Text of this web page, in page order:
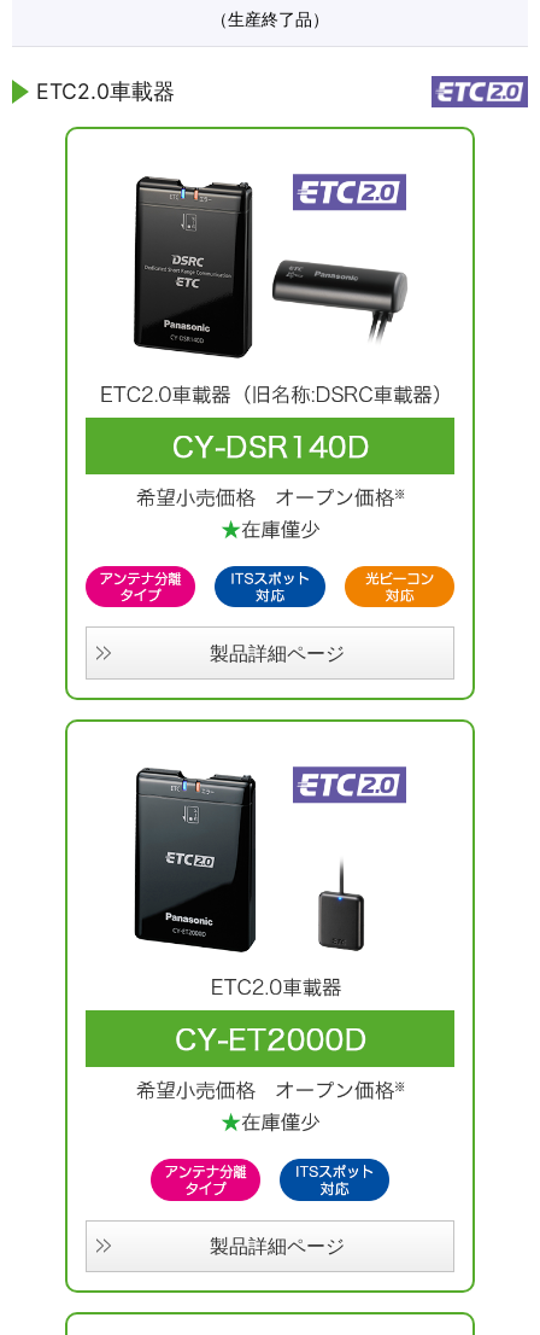
（生産終了品）
ETC2.0車載器
製品詳細ページ
製品詳細ページ